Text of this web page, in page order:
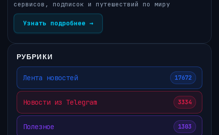
сервисов, подписок и путешествий по миру
Узнать подробнее →
РУБРИКИ
Лента новостей 17672
Новости из Telegram 3334
Полезное 1303